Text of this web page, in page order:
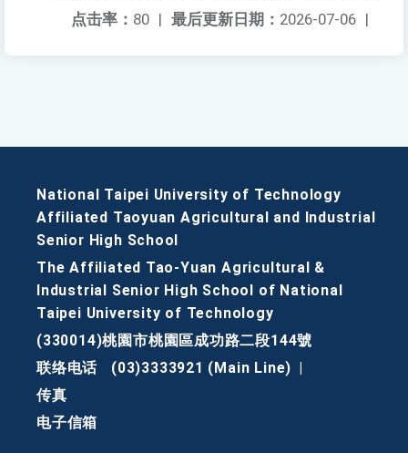
最后更新日期： 2026-07-06 |
点击率： 80 |
National Taipei University of Technology
Affiliated Taoyuan Agricultural and Industrial
Senior High School
The Affiliated Tao-Yuan Agricultural &
Industrial Senior High School of National
Taipei University of Technology
(330014)桃園市桃園區成功路二段144號
联络电话
(03)3333921 (Main Line)
传真
电子信箱